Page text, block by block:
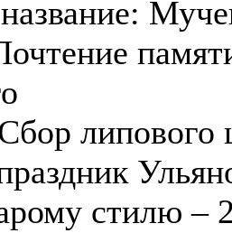
липового
стилю